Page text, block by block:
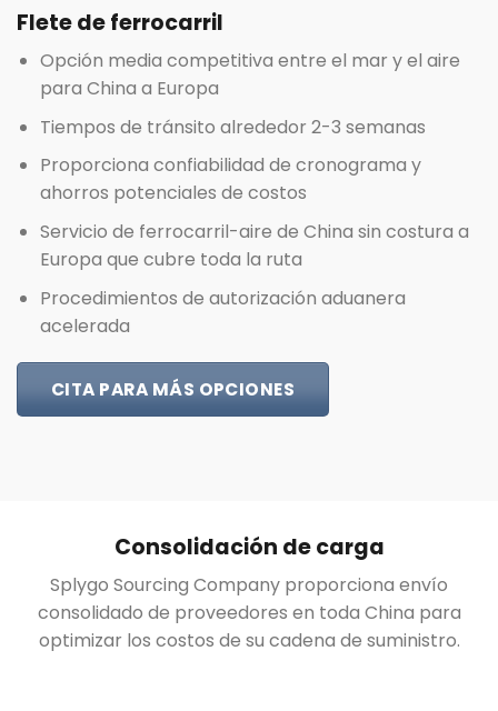
Flete de ferrocarril
Opción media competitiva entre el mar y el aire
para China a Europa
Tiempos de tránsito alrededor 2-3 semanas
Proporciona confiabilidad de cronograma y
ahorros potenciales de costos
Servicio de ferrocarril-aire de China sin costura a
Europa que cubre toda la ruta
Procedimientos de autorización aduanera
acelerada
CITA PARA MÁS OPCIONES
Consolidación de carga
Splygo Sourcing Company proporciona envío
consolidado de proveedores en toda China para
optimizar los costos de su cadena de suministro.